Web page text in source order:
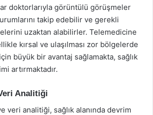
doktorlarıyla görüntülü görüşmeler
takip edebilir ve gerekli
uzaktan alabilirler. Telemedicine
kırsal ve ulaşılması zor bölgelerde
büyük bir avantaj sağlamakta, sağlık
artırmaktadır.
Analitiği
veri analitiği, sağlık alanında devrim